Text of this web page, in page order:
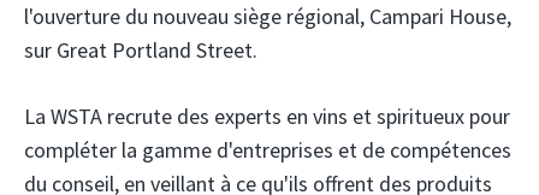
l'ouverture du nouveau siège régional, Campari House,
sur Great Portland Street.
La WSTA recrute des experts en vins et spiritueux pour
compléter la gamme d'entreprises et de compétences
du conseil, en veillant à ce qu'ils offrent des produits